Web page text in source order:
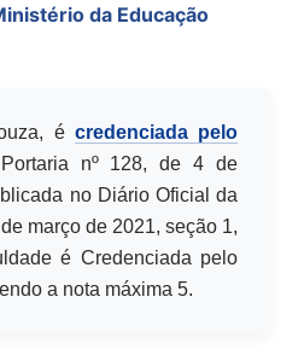
da Educação
é credenciada pelo
nº 128, de 4 de
no Diário Oficial da
março de 2021, seção 1,
é Credenciada pelo
a nota máxima 5.